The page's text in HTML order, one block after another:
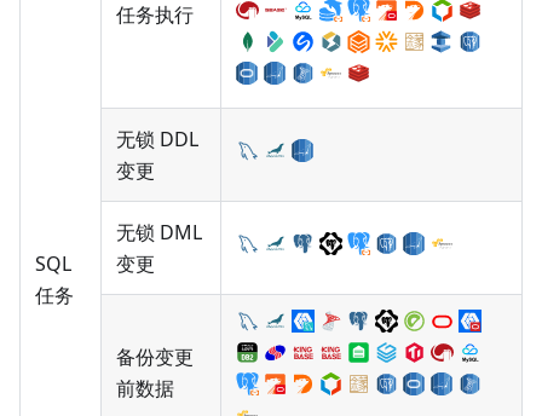
SQL
任务
任务执行
无锁 DDL
变更
无锁 DML
变更
备份变更
前数据